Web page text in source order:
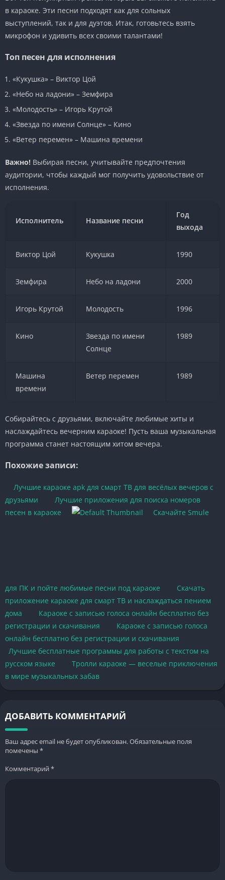
в караоке. Эти песни подходят как для сольных
выступлений, так и для дуэтов. Итак, готовьтесь взять
микрофон и удивить всех своими талантами!
Топ песен для исполнения
«Кукушка» – Виктор Цой
«Небо на ладони» – Земфира
«Молодость» – Игорь Крутой
«Звезда по имени Солнце» – Кино
«Ветер перемен» – Машина времени
Важно! Выбирая песни, учитывайте предпочтения
аудитории, чтобы каждый мог получить удовольствие от
исполнения.
Исполнитель Название песни
Год
выхода
Виктор Цой Кукушка 1990
Земфира Небо на ладони 2000
Игорь Крутой Молодость 1996
Кино
Звезда по имени
Солнце
1989
Машина
времени
Ветер перемен 1989
Собирайтесь с друзьями, включайте любимые хиты и
наслаждайтесь вечерним караоке! Пусть ваша музыкальная
программа станет настоящим хитом вечера.
Похожие записи:
Лучшие караоке apk для смарт ТВ для весёлых вечеров с
друзьями
Лучшие приложения для поиска номеров
песен в караоке
Скачайте Smule
для ПК и пойте любимые песни под караоке
Скачать
приложение караоке для смарт ТВ и наслаждаться пением
дома
Караоке с записью голоса онлайн бесплатно без
регистрации и скачивания
Караоке с записью голоса
онлайн бесплатно без регистрации и скачивания
Лучшие бесплатные программы для работы с текстом на
русском языке
Тролли караоке — веселые приключения
в мире музыкальных забав
ДОБАВИТЬ КОММЕНТАРИЙ
Ваш адрес email не будет опубликован.Обязательные поля
помечены *
Комментарий*